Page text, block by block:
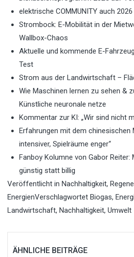
elektrische COMMUNITY auch
Strombock: E-Mobilität in der
Wallbox-Chaos
Aktuelle und kommende E-
Test
Strom aus der Landwirtschaft –
Wie Maschinen lernen zu sehen &
Künstliche neuronale netze
Kommentar zur KI: „Wir sind nicht
Erfahrungen mit dem chinesischen
intensiver, Spielräume enger“
Fanboy Kolumne von Gabor Reiter:
günstig statt billig
Veröffentlicht in Nachhaltigkeit,
EnergienVerschlagwortet Biogas,
Landwirtschaft, Nachhaltigkeit, Umwelt
ÄHNLICHE BEITRÄGE